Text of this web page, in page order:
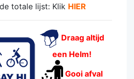
totale lijst: Klik HIER
Draag altijd
een Helm!
Gooi afval